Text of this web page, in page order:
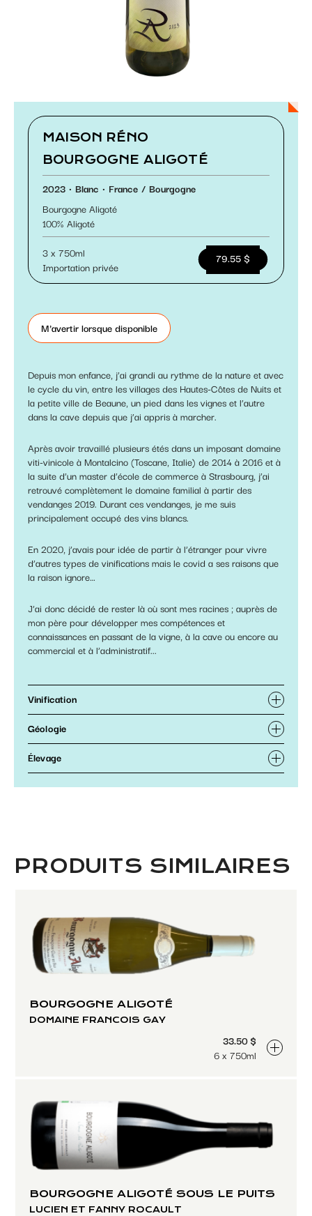
Paramétrer les cookies
MAISON RÉNO
BOURGOGNE ALIGOTÉ
2023 Blanc France
Bourgogne
Bourgogne Aligoté
100
Aligoté
3 x 750ml
Importation privée
79.55 $
M'avertir lorsque disponible
Depuis mon enfance, j’ai grandi au rythme de la nature et avec
le cycle du vin, entre les villages des Hautes-Côtes de Nuits et
la petite ville de Beaune, un pied dans les vignes et l’autre
dans la cave depuis que j’ai appris à marcher.
Après avoir travaillé plusieurs étés dans un imposant domaine
viti-vinicole à Montalcino (Toscane, Italie) de 2014 à 2016 et à
la suite d’un master d’école de commerce à Strasbourg, j’ai
retrouvé complètement le domaine familial à partir des
vendanges 2019. Durant ces vendanges, je me suis
principalement occupé des vins blancs.
En 2020, j’avais pour idée de partir à l’étranger pour vivre
d’autres types de vinifications mais le covid a ses raisons que
la raison ignore…
J’ai donc décidé de rester là où sont mes racines ; auprès de
mon père pour développer mes compétences et
connaissances en passant de la vigne, à la cave ou encore au
commercial et à l’administratif...
Vinification
Géologie
Élevage
PRODUITS SIMILAIRES
BOURGOGNE ALIGOTÉ
DOMAINE FRANCOIS GAY
33.50 $
6 x 750ml
BOURGOGNE ALIGOTÉ SOUS LE PUITS
LUCIEN ET FANNY ROCAULT